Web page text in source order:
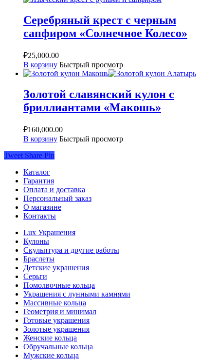
Серебряный крест с черным
сапфиром «Солнечное Колесо»
₽25,000.00
В корзину Быстрый просмотр
Золотой славянский кулон с
бриллиантами «Макошь»
₽160,000.00
В корзину Быстрый просмотр
Tweet Share Pin
Каталог
Гарантия
Оплата и доставка
Персональный заказ
О магазине
Контакты
Lux Украшения
Кулоны
Скульптура и другие работы
Браслеты
Детские украшения
Серьги
Помолвочные кольца
Украшения с лунными камнями
Массивные кольца
Геометрия и минимал
Готовые украшения
Золотые украшения
Женские кольца
Обручальные кольца
Мужские кольца